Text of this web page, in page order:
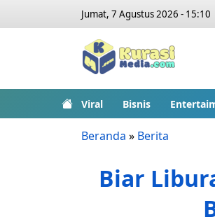
Jumat, 7 Agustus 2026 - 15:10
Viral Bisnis
Beranda » Berita
Biar